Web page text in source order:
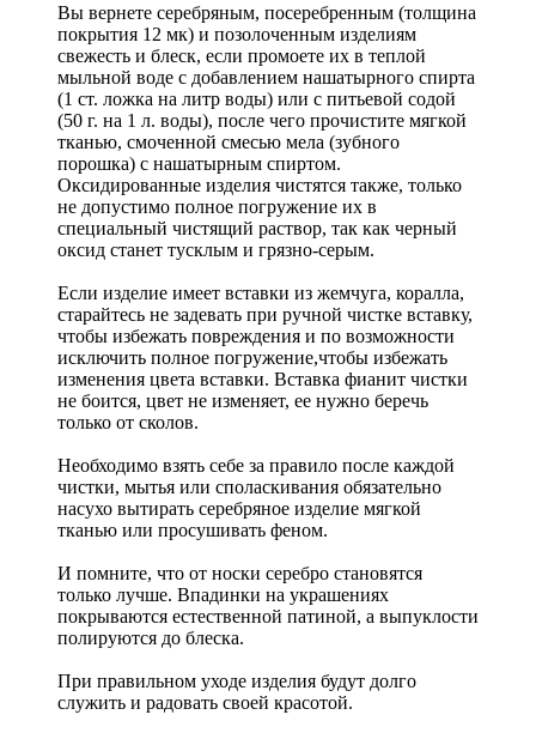
Вы вернете серебряным, посеребренным (толщина
покрытия 12 мк) и позолоченным изделиям
свежесть и блеск, если промоете их в теплой
мыльной воде с добавлением нашатырного спирта
(1 ст. ложка на литр воды) или с питьевой содой
(50 г. на 1 л. воды), после чего прочистите мягкой
тканью, смоченной смесью мела (зубного
порошка) с нашатырным спиртом.
Оксидированные изделия чистятся также, только
не допустимо полное погружение их в
специальный чистящий раствор, так как черный
оксид станет тусклым и грязно-серым.
Если изделие имеет вставки из жемчуга, коралла,
старайтесь не задевать при ручной чистке вставку,
чтобы избежать повреждения и по возможности
исключить полное погружение,чтобы избежать
изменения цвета вставки. Вставка фианит чистки
не боится, цвет не изменяет, ее нужно беречь
только от сколов.
Необходимо взять себе за правило после каждой
чистки, мытья или споласкивания обязательно
насухо вытирать серебряное изделие мягкой
тканью или просушивать феном.
И помните, что от носки серебро становятся
только лучше. Впадинки на украшениях
покрываются естественной патиной, а выпуклости
полируются до блеска.
При правильном уходе изделия будут долго
служить и радовать своей красотой.